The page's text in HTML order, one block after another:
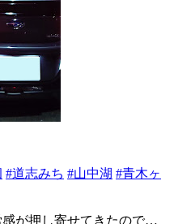
#道志みち #山中湖 #青木ヶ
が押し寄せてきたので…